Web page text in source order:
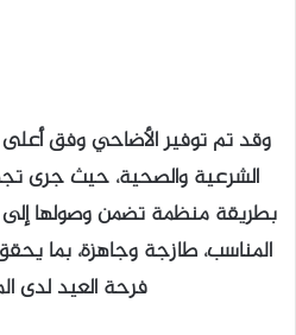
وقد تم توفير الأضاحي وفق أعلى
الشرعية والصحية، حيث جرى
بطريقة منظمة تضمن وصولها إلى
المناسب، طازجة وجاهزة، بما
فرحة العيد لدى